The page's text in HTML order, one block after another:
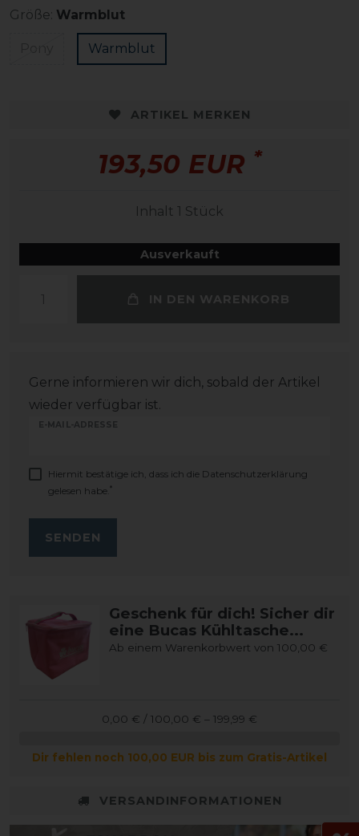
Größe: Warmblut
Warmblut
ARTIKEL MERKEN
193,50 EUR *
Inhalt 1 Stück
Ausverkauft
IN DEN WARENKORB
Gerne informieren wir dich, sobald der Artikel
wieder verfügbar ist.
E-MAIL-ADRESSE
Hiermit bestätige ich, dass ich die Daten­schutz­erklärung
gelesen habe. *
SENDEN
Geschenk für dich! Sicher dir
eine Bucas Kühltasche...
Ab einem Warenkorbwert von 100,00 €
0,00 € / 100,00 € – 199,99 €
Dir fehlen noch 100,00 EUR bis zum Gratis-Artikel
VERSANDINFORMATIONEN